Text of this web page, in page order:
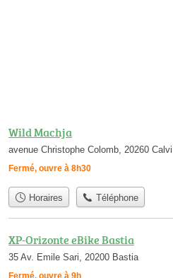
Wild Machja
avenue Christophe Colomb, 20260 Calvi
Fermé, ouvre à 8h30
Horaires Téléphone
XP-Orizonte eBike Bastia
35 Av. Emile Sari, 20200 Bastia
Fermé, ouvre à 9h